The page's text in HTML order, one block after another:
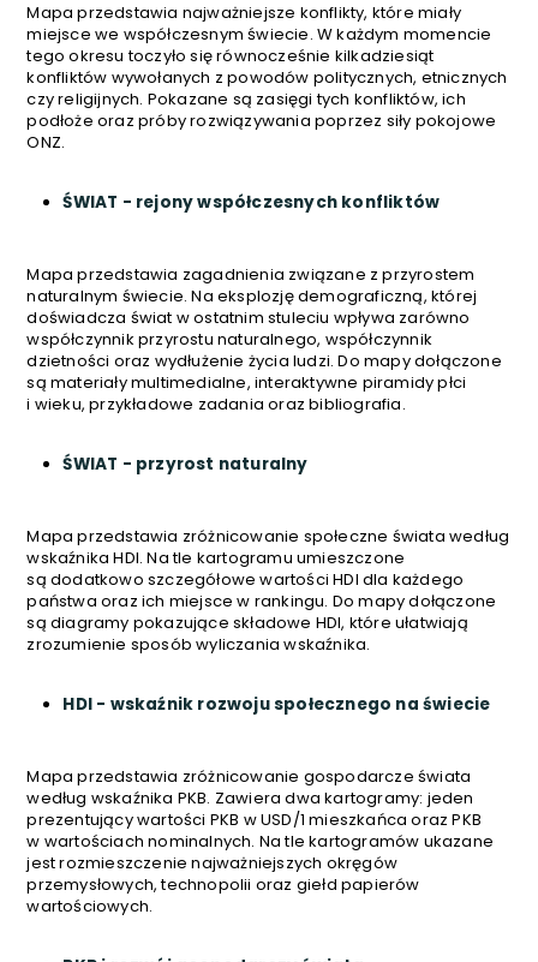
ŚWIAT - rejony współczesnych konfliktów
Mapa przedstawia najważniejsze konflikty, które miały
miejsce we współczesnym świecie. W każdym momencie
tego okresu toczyło się równocześnie kilkadziesiąt
konfliktów wywołanych z powodów politycznych, etnicznych
czy religijnych. Pokazane są zasięgi tych konfliktów, ich
podłoże oraz próby rozwiązywania poprzez siły pokojowe
ONZ.
ŚWIAT - przyrost naturalny
Mapa przedstawia zagadnienia związane z przyrostem
naturalnym świecie. Na eksplozję demograficzną, której
doświadcza świat w ostatnim stuleciu wpływa zarówno
współczynnik przyrostu naturalnego, współczynnik
dzietności oraz wydłużenie życia ludzi. Do mapy dołączone
są materiały multimedialne, interaktywne piramidy płci
i wieku, przykładowe zadania oraz bibliografia.
HDI - wskaźnik rozwoju społecznego na świecie
Mapa przedstawia zróżnicowanie społeczne świata według
wskaźnika HDI. Na tle kartogramu umieszczone
są dodatkowo szczegółowe wartości HDI dla każdego
państwa oraz ich miejsce w rankingu. Do mapy dołączone
są diagramy pokazujące składowe HDI, które ułatwiają
zrozumienie sposób wyliczania wskaźnika.
Mapa przedstawia zróżnicowanie gospodarcze świata
według wskaźnika PKB. Zawiera dwa kartogramy: jeden
prezentujący wartości PKB w USD/1 mieszkańca oraz PKB
w wartościach nominalnych. Na tle kartogramów ukazane
jest rozmieszczenie najważniejszych okręgów
przemysłowych, technopolii oraz giełd papierów
wartościowych.